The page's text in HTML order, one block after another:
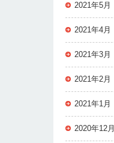
2021年5月
2021年4月
2021年3月
2021年2月
2021年1月
2020年12月